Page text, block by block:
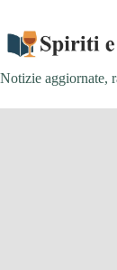
contenuto
Notizie aggiornate,